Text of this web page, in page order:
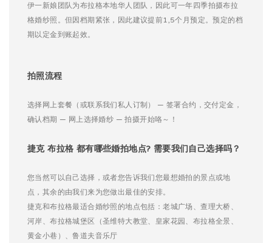
伊一新娘团队为布拉格本地华人团队，因此可一年四季拍摄布拉
格婚纱照。但因档期紧张，因此建议提前1,5个月预定。预定的档
期以定金到账起效。
拍照流程
选择网上套餐（或联系我们私人订制） — 签署合约，交付定金，
确认档期 — 网上选择婚纱 — 拍摄开始咯～！
捷克 布拉格 都有哪些婚拍地点? 需要我们自己选择吗？
您当然可以自己选择，或者您告诉我们您最想婚拍的景点或地
点，其余的由我们来为您做出最佳的安排。
捷克和布拉格最适合婚纱照的地点包括：老城广场、查理大桥、
河岸、布拉格城堡区（圣维特大教堂、皇家花园、布拉格全景、
黄金小巷）、鲁道夫音乐厅